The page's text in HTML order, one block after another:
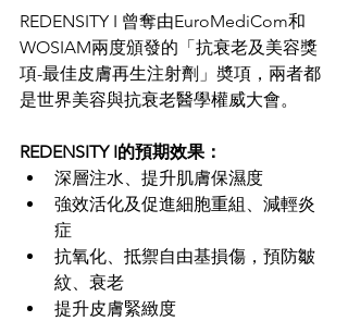
REDENSITY I 曾奪由EuroMediCom和
WOSIAM兩度頒發的「抗衰老及美容獎
項-最佳皮膚再生注射劑」奬項，兩者都
是世界美容與抗衰老醫學權威大會。
REDENSITY I的預期效果：
深層注水、提升肌膚保濕度
強效活化及促進細胞重組、減輕炎
症
抗氧化、抵禦自由基損傷，預防皺
紋、衰老
提升皮膚緊緻度